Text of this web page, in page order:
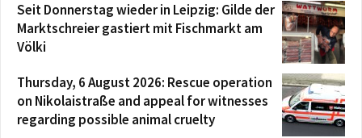
Seit Donnerstag wieder in Leipzig: Gilde der
Marktschreier gastiert mit Fischmarkt am
Völki
Thursday, 6 August 2026: Rescue operation
on Nikolaistraße and appeal for witnesses
regarding possible animal cruelty